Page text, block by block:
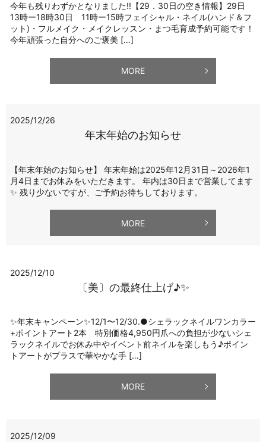
今年も残りわずかとなりました!!【29．30日の空き情報】29日
13時ー18時30日 11時ー15時フェイシャル・ネイル(ハンド＆フ
ット)・フルメイク・メイクレッスン・まつ毛育成予約可能です！
今年頑張った自分へのご褒美 […]
MORE
2025/12/26
年末年始のお知らせ
【年末年始のお知らせ】 年末年始は2025年12月31日～2026年1
月4日までお休みをいただきます。 年内は30日まで営業してます
✨ 残り少ないですが、ご予約お待ちしております。
MORE
2025/12/10
〔美〕の最終仕上げ♪✨
✨年末キャンペーン✨12/1〜12/30.●シェラックネイルワンカラー
+ポイントアート2本 特別価格4,950円爪への負担が少ないシェ
ラックネイルでお休み中やイベント前ネイルを楽しもう♪ポイン
トアートがプラスで華やかな手 […]
MORE
2025/12/09